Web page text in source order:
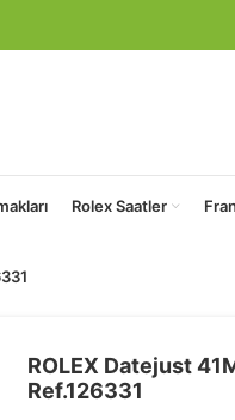
Rolex Saatler
ROLEX Datejust
Ref.126331